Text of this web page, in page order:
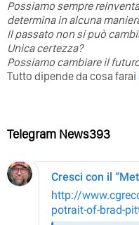
Possiamo sempre
determina in alcuna
⁣Il passato non si può
Unica certezza?
Possiamo cambiare il
Tutto dipende da cosa farai
Telegram News393